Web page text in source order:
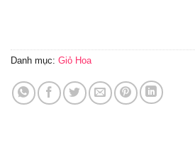
Danh mục: Giỏ Hoa